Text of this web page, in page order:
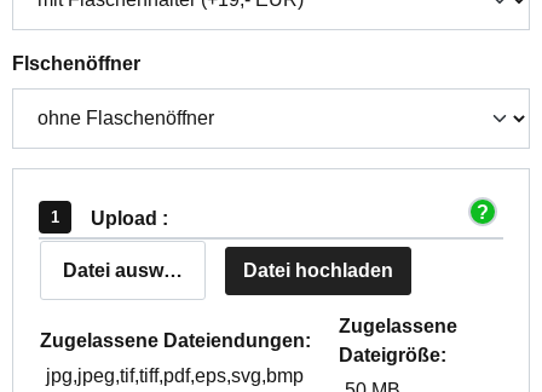
Flschenöffnerauswählen
Upload :
Datei auswählen Datei hochladen
Zugelassene Dateiendungen:
jpg,jpeg,tif,tiff,pdf,eps,svg,bmp
Zugelassene
Dateigröße: